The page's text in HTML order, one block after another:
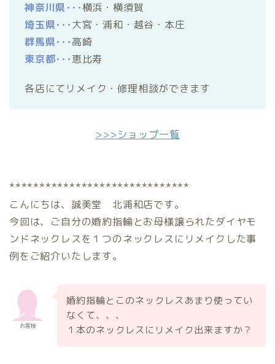
神奈川県･･･横浜・横須賀
埼玉県･･･大宮・浦和・越谷・本庄
群馬県･･･高崎
東京都･･･恵比寿
各店にてリメイク・修理相談ができます
>>>ショップ一覧
******************************
こんにちは、誠美堂 北浦和店です。
今回は、ご自分の婚約指輪とお母様譲られたダイヤモ
ンドネックレスを１つのネックレスにリメイクした事
例をご紹介いたします。
お客様
婚約指輪とこのネックレスあまり使ってい
なくて、、、
１本のネックレスにリメイク出来ますか？